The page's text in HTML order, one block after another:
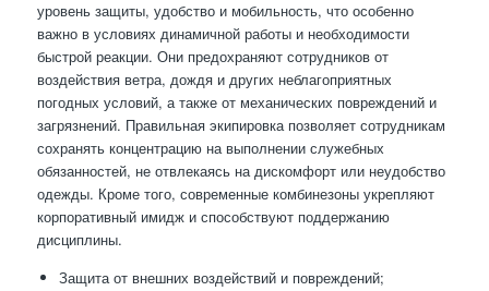
уровень защиты, удобство и мобильность, что особенно
важно в условиях динамичной работы и необходимости
быстрой реакции. Они предохраняют сотрудников от
воздействия ветра, дождя и других неблагоприятных
погодных условий, а также от механических повреждений и
загрязнений. Правильная экипировка позволяет сотрудникам
сохранять концентрацию на выполнении служебных
обязанностей, не отвлекаясь на дискомфорт или неудобство
одежды. Кроме того, современные комбинезоны укрепляют
корпоративный имидж и способствуют поддержанию
дисциплины.
Защита от внешних воздействий и повреждений;